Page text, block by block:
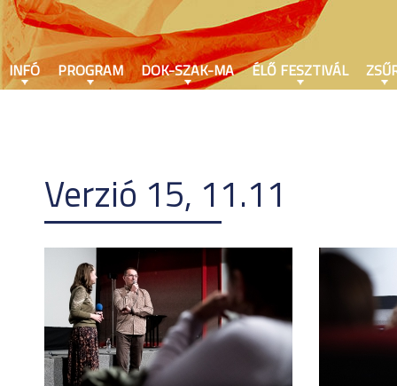
Verzió 15, 11.11
INFÓ PROGRAM DOK-SZAK-MA ÉLŐ FESZTIVÁL